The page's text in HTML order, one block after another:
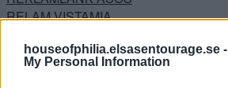
houseofphilia.elsasentourage.se -
My Personal Information
RELAM VISTAMIA
Samarbeten
Shoppi Shoppi